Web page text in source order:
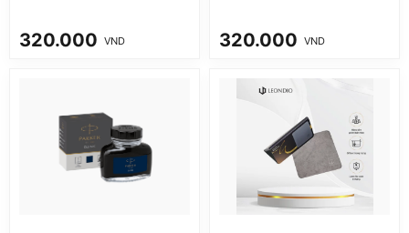
320.000 VND 320.000 VND